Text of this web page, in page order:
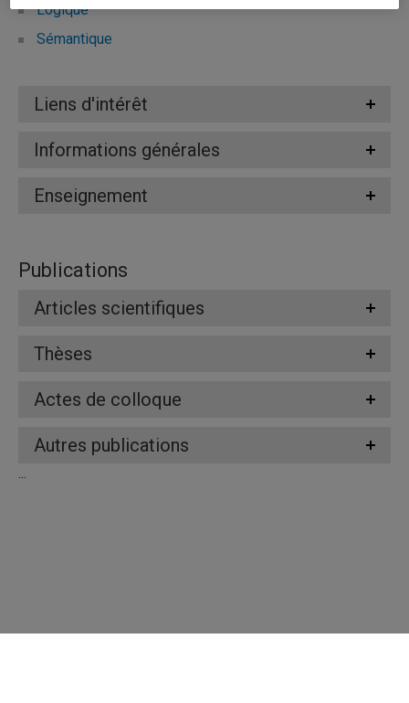
Logique
Sémantique
Liens d'intérêt
Informations générales
Enseignement
Publications
Articles scientifiques
Thèses
Actes de colloque
Autres publications
...